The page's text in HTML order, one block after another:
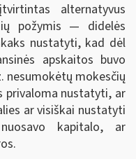
alternatyvus
požymis — didelės
nustatyti, kad dėl
apskaitos buvo
nesumokėtų mokesčių
privaloma nustatyti, ar
ar visiškai nustatyti
kapitalo, ar